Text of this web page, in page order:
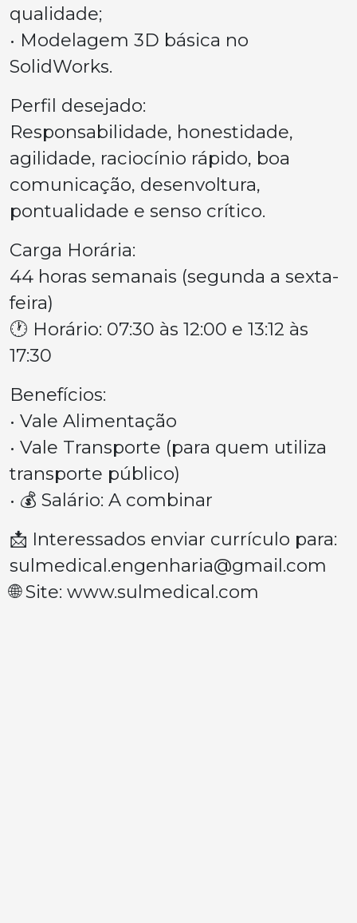
qualidade;
• Modelagem 3D básica no
SolidWorks.
Perfil desejado:
Responsabilidade, honestidade,
agilidade, raciocínio rápido, boa
comunicação, desenvoltura,
pontualidade e senso crítico.
Carga Horária:
44 horas semanais (segunda a sexta-
feira)
🕐 Horário: 07:30 às 12:00 e 13:12 às
17:30
Benefícios:
• Vale Alimentação
• Vale Transporte (para quem utiliza
transporte público)
• 💰 Salário: A combinar
📩 Interessados enviar currículo para:
sulmedical.engenharia@gmail.com
🌐 Site: www.sulmedical.com